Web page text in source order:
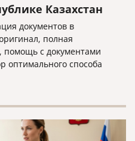
Казахстан
документов в
полная
помощь с документами
оптимального способа